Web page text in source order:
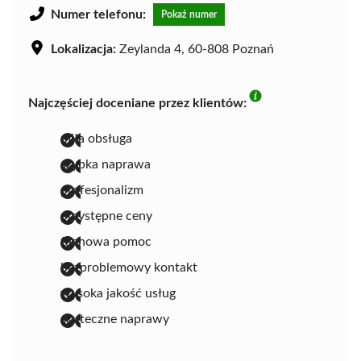
Numer telefonu: Pokaż numer
Lokalizacja: Zeylanda 4, 60-808 Poznań
Najczęściej doceniane przez klientów:
miła obsługa
szybka naprawa
profesjonalizm
przystępne ceny
fachowa pomoc
bezproblemowy kontakt
wysoka jakość usług
skuteczne naprawy